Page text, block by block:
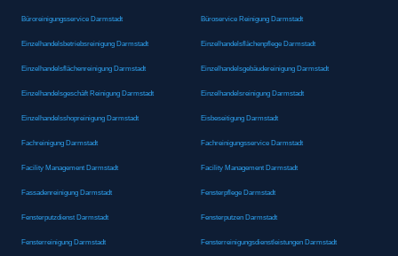
Büroreinigungsservice Darmstadt Büroservice Reinigung Darmstadt
Einzelhandelsbetriebsreinigung Darmstadt Einzelhandelsflächenpflege Darmstadt
Einzelhandelsflächenreinigung Darmstadt Einzelhandelsgebäudereinigung Darmstadt
Einzelhandelsgeschäft Reinigung Darmstadt Einzelhandelsreinigung Darmstadt
Einzelhandelsshopreinigung Darmstadt Eisbeseitigung Darmstadt
Fachreinigung Darmstadt Fachreinigungsservice Darmstadt
Facility Management Darmstadt Facility Management Darmstadt
Fassadenreinigung Darmstadt Fensterpflege Darmstadt
Fensterputzdienst Darmstadt Fensterputzen Darmstadt
Fensterreinigung Darmstadt Fensterreinigungsdienstleistungen Darmstadt